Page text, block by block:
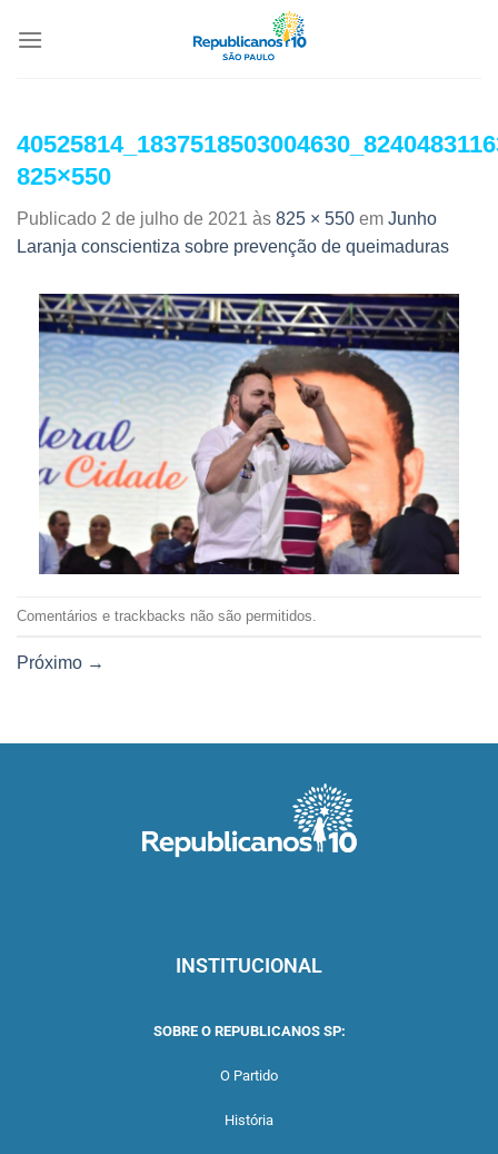
825×550
Publicado 2 de julho de 2021 às 825 × 550 em Junho
Laranja conscientiza sobre prevenção de queimaduras
Comentários e trackbacks não são permitidos.
Próximo →
INSTITUCIONAL
SOBRE O REPUBLICANOS SP:
O Partido
História